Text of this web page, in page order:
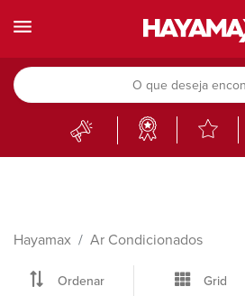
Hayamax Ar Condicionados
Ordenar Grid